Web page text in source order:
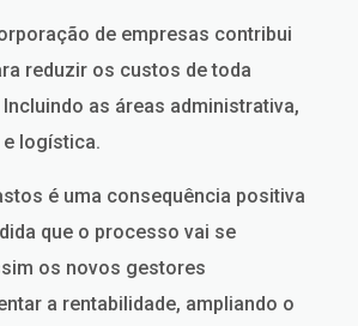
de empresas contribui
reduzir os custos de toda
as áreas administrativa,
logística.
é uma consequência positiva
que o processo vai se
os novos gestores
a rentabilidade, ampliando o